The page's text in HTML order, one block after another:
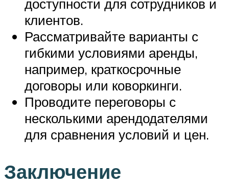
доступности для сотрудников и
клиентов.
Рассматривайте варианты с
гибкими условиями аренды,
например, краткосрочные
договоры или коворкинги.
Проводите переговоры с
несколькими арендодателями
для сравнения условий и цен.
Заключение